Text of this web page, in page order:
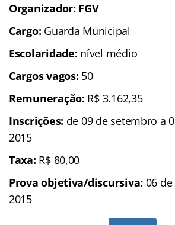
Organizador: FGV
Cargo: Guarda Municipal
Escolaridade: nível médio
Cargos vagos: 50
Remuneração: R$ 3.162,35
Inscrições: de 09 de setembro a
2015
Taxa: R$ 80,00
Prova objetiva/discursiva: 06
2015